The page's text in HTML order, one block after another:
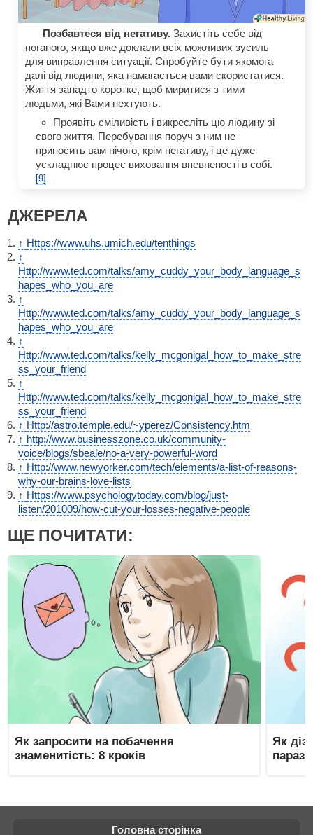
Позбавтеся від негативу. Захистіть себе від
поганого, якщо вже доклали всіх можливих зусиль
для виправлення ситуації. Спробуйте бути якомога
далі від людини, яка намагається вами скористатися.
Життя занадто коротке, щоб миритися з тими
людьми, які Вами нехтують.
Проявіть сміливість і викресліть цю людину зі
свого життя. Перебування поруч з ним не
приносить вам нічого, крім негативу, і це дуже
ускладнює процес виховання впевненості в собі.
[9]
ДЖЕРЕЛА
↑ Https://www.uhs.umich.edu/tenthings
↑
Http://www.ted.com/talks/amy_cuddy_your_body_language_s
hapes_who_you_are
↑
Http://www.ted.com/talks/amy_cuddy_your_body_language_s
hapes_who_you_are
↑
Http://www.ted.com/talks/kelly_mcgonigal_how_to_make_stre
ss_your_friend
↑
Http://www.ted.com/talks/kelly_mcgonigal_how_to_make_stre
ss_your_friend
↑ Http://astro.temple.edu/~yperez/Consistency.htm
↑ http://www.businesszone.co.uk/community-
voice/blogs/sbeale/no-a-very-powerful-word
↑ Http://www.newyorker.com/tech/elements/a-list-of-reasons-
why-our-brains-love-lists
↑ Https://www.psychologytoday.com/blog/just-
listen/201009/how-cut-your-losses-negative-people
ЩЕ ПОЧИТАТИ:
Як запросити на побачення
знаменитість: 8 кроків
Як
Головна сторінка